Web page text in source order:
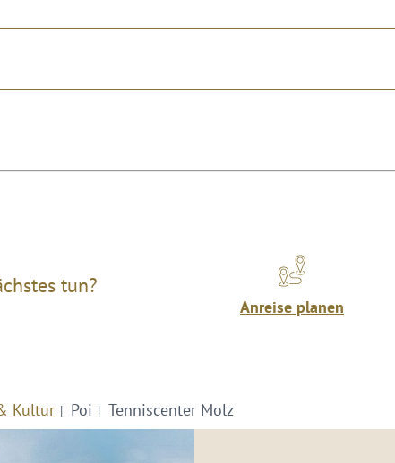
tun?
Anreise planen
Kultur Poi Tenniscenter Molz